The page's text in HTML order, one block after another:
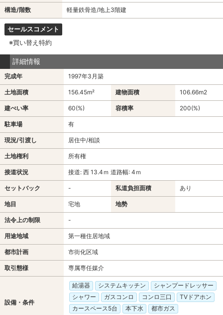
構造/階数 軽量鉄骨造/地上3階建
セールスコメント
※買い替え特約
詳細情報
完成年 1997年3月築
土地面積 156.45m² 建物面積 106.66m2
建ぺい率 60(%) 容積率 200(%)
駐車場 有
現況/引渡し 居住中/相談
土地権利 所有権
接道状況 接道: 西 13.4ｍ 道路幅: 4ｍ
セットバック - 私道負担面積 あり
地目 宅地 地勢
法令上の制限 -
用途地域 第一種住居地域
都市計画 市街化区域
取引態様 専属専任媒介
設備・条件
給湯器 システムキッチン
シャンプードレッサー
シャワー
ガスコンロ コンロ三口
TVドアホン
カースペース5台
本下水
都市ガス